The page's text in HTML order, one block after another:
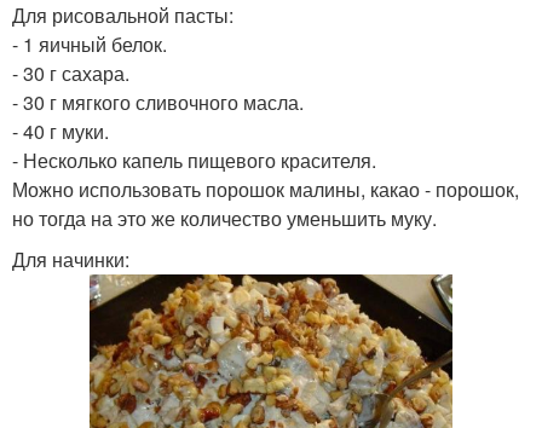
Для рисовальной пасты:
- 1 яичный белок.
- 30 г сахара.
- 30 г мягкого сливочного масла.
- 40 г муки.
- Несколько капель пищевого красителя.
Можно использовать порошок малины, какао - порошок,
но тогда на это же количество уменьшить муку.
Для начинки: